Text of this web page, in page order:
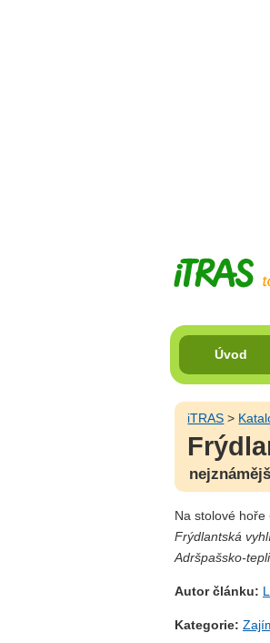
Úvod
iTRAS >
Na stolové hoře
Frýdlantská
Adršpašsko-
Autor článku:
Kategorie: